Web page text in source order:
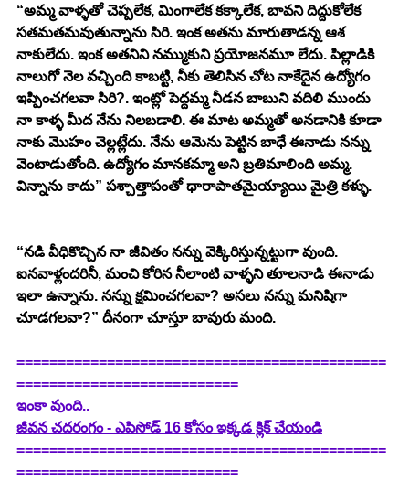
“అమ్మ వాళ్ళతో చెప్పలేక, మింగాలేక కక్కాలేక, బావని దిద్దుకోలేక
సతమతమవుతున్నాను సిరి. ఇంక అతను మారుతాడన్న ఆశ
నాకులేదు. ఇంక అతనిని నమ్ముకుని ప్రయోజనమూ లేదు. పిల్లాడికి
నాలుగో నెల వచ్చింది కాబట్టి, నీకు తెలిసిన చోట నాకేదైన ఉద్యోగం
ఇప్పించగలవా సిరి?. ఇంట్లో పెద్దమ్మ నీడన బాబుని వదిలి ముందు
నా కాళ్ళ మీద నేను నిలబడాలి. ఈ మాట అమ్మతో అనడానికి కూడా
నాకు మొహం చెల్లట్లేదు. నేను ఆమెను పెట్టిన బాధే ఈనాడు నన్ను
వెంటాడుతోంది. ఉద్యోగం మానకమ్మా అని బ్రతిమాలింది అమ్మ.
విన్నాను కాదు” పశ్చాత్తాపంతో ధారాపాతమైయ్యాయి మైత్రి కళ్ళు.
“నడి వీధికొచ్చిన నా జీవితం నన్ను వెక్కిరిస్తున్నట్టుగా వుంది.
ఐనవాళ్లందరినీ, మంచి కోరిన నీలాంటి వాళ్ళని తూలనాడి ఈనాడు
ఇలా ఉన్నాను. నన్ను క్షమించగలవా? అసలు నన్ను మనిషిగా
చూడగలవా?” దీనంగా చూస్తూ బావురు మంది.
=============================================
===========================
ఇంకా వుంది..
జీవన చదరంగం - ఎపిసోడ్ 16 కోసం ఇక్కడ క్లిక్ చేయండి
=============================================
===========================